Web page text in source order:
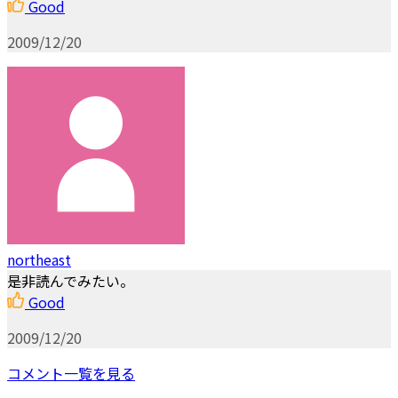
Good
2009/12/20
northeast
是非読んでみたい。
Good
2009/12/20
コメント一覧を見る